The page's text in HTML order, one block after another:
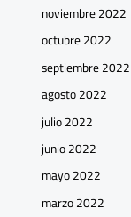
noviembre 2022
octubre 2022
septiembre 2022
agosto 2022
julio 2022
junio 2022
mayo 2022
marzo 2022